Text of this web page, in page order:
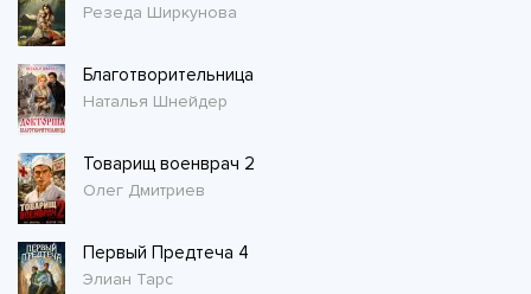
Резеда Ширкунова
Благотворительница
Наталья Шнейдер
Товарищ военврач 2
Олег Дмитриев
Первый Предтеча 4
Элиан Тарс